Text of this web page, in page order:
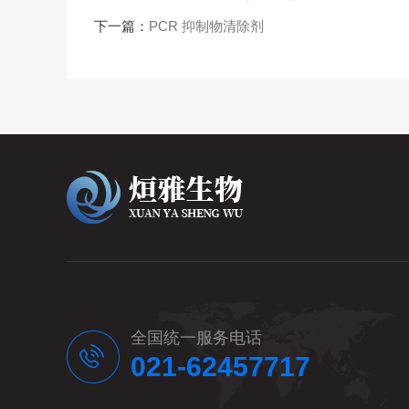
下一篇： PCR 抑制物清除剂
全国统一服务电话
021-62457717